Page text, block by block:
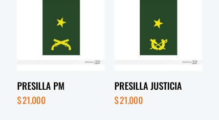
PRESILLA PM
$21,000
PRESILLA JUSTICIA
$21,000